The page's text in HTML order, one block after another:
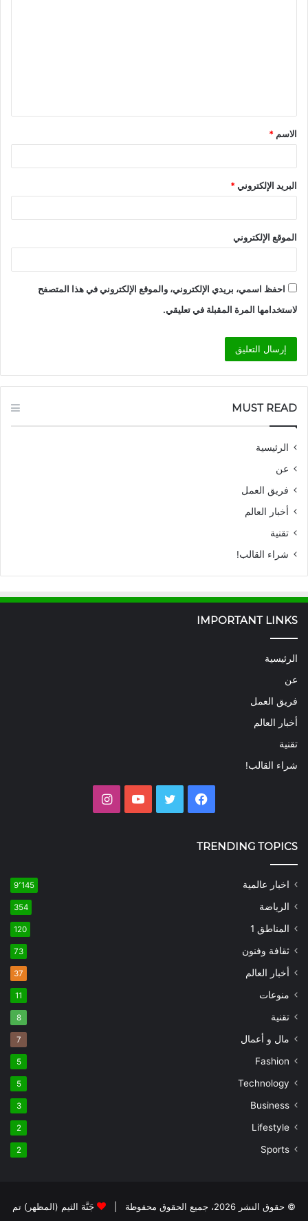
ق
*
الاسم *
البريد الإلكتروني*
الموقع الإلكتروني
احفظ اسمي، بريدي الإلكتروني، والموقع الإلكتروني في هذا المتصفح
لاستخدامها المرة المقبلة في تعليقي.
MUST READ
الرئيسية
عن
فريق العمل
أخبار العالم
تقنية
شراء القالب!
IMPORTANT LINKS
الرئيسية
عن
فريق العمل
أخبار العالم
تقنية
شراء القالب!
فيسبوك تويتر يوتيوب
TRENDING TOPICS
اخبار عالمية 9٬145
الرياضة 354
المناطق 1 120
ثقافة وفنون 73
أخبار العالم 37
منوعات 11
تقنية 8
مال و أعمال 7
Fashion
5
Technology
5
Business
3
Lifestyle
2
Sports
2
© حقوق النشر 2026، جميع الحقوق محفوظة | جَنَّة الثيم (المظهر) تم